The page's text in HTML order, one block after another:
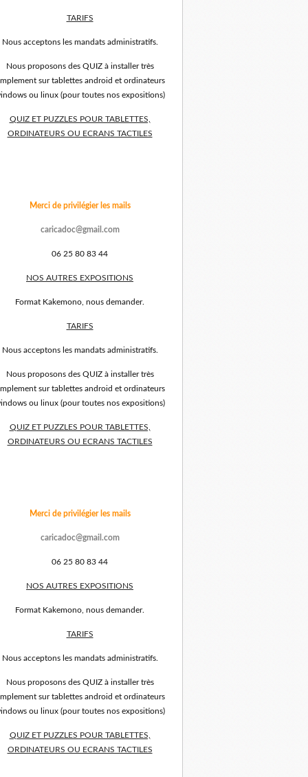
TARIFS
Nous acceptons les mandats administratifs.
Nous proposons des QUIZ à installer très
sur tablettes android et ordinateurs
ou linux (pour toutes nos expositions)
QUIZ ET PUZZLES POUR TABLETTES,
ORDINATEURS OU ECRANS TACTILES
Merci de privilégier les mails
caricadoc@gmail.com
06 25 80 83 44
NOS AUTRES EXPOSITIONS
Format Kakemono, nous demander.
TARIFS
Nous acceptons les mandats administratifs.
Nous proposons des QUIZ à installer très
sur tablettes android et ordinateurs
ou linux (pour toutes nos expositions)
QUIZ ET PUZZLES POUR TABLETTES,
ORDINATEURS OU ECRANS TACTILES
Merci de privilégier les mails
caricadoc@gmail.com
06 25 80 83 44
NOS AUTRES EXPOSITIONS
Format Kakemono, nous demander.
TARIFS
Nous acceptons les mandats administratifs.
Nous proposons des QUIZ à installer très
sur tablettes android et ordinateurs
ou linux (pour toutes nos expositions)
QUIZ ET PUZZLES POUR TABLETTES,
ORDINATEURS OU ECRANS TACTILES